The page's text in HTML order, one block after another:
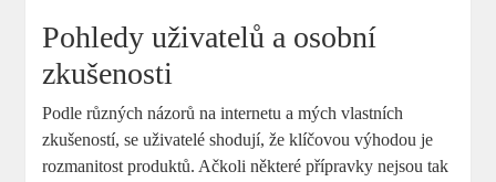
Pohledy uživatelů ⁤a osobní
zkušenosti
Podle různých názorů na internetu a ⁢mých vlastních
zkušeností, se‍ uživatelé⁢ shodují, že klíčovou výhodou je
rozmanitost produktů. Ačkoli některé přípravky ‌nejsou tak